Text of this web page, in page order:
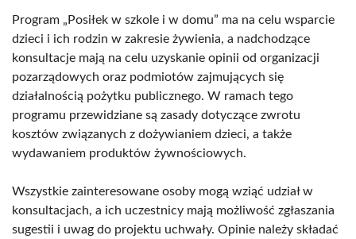
Program „Posiłek w szkole i w domu” ma na celu wsparcie
dzieci i ich rodzin w zakresie żywienia, a nadchodzące
konsultacje mają na celu uzyskanie opinii od organizacji
pozarządowych oraz podmiotów zajmujących się
działalnością pożytku publicznego. W ramach tego
programu przewidziane są zasady dotyczące zwrotu
kosztów związanych z dożywianiem dzieci, a także
wydawaniem produktów żywnościowych.
Wszystkie zainteresowane osoby mogą wziąć udział w
konsultacjach, a ich uczestnicy mają możliwość zgłaszania
sugestii i uwag do projektu uchwały. Opinie należy składać